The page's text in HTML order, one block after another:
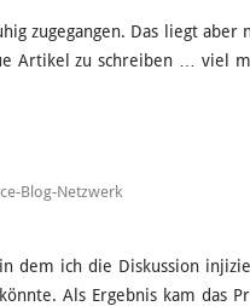
zugegangen. Das liegt aber
Artikel zu schreiben … viel
Blog-Netzwerk
dem ich die Diskussion
könnte. Als Ergebnis kam das